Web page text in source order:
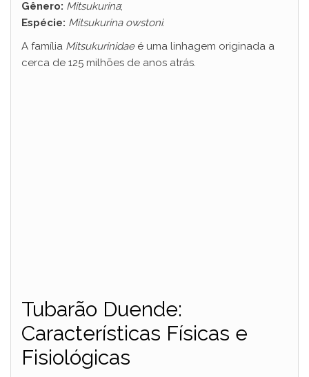
Gênero: Mitsukurina;
Espécie: Mitsukurina owstoni.
A família Mitsukurinidaeé uma linhagem originada a
cerca de 125 milhões de anos atrás.
Tubarão Duende:
Características Físicas e
Fisiológicas